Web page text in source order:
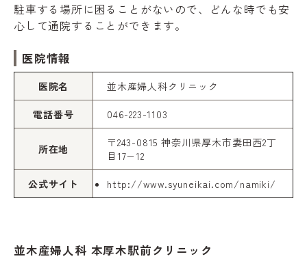
駐車する場所に困ることがないので、どんな時でも安
心して通院することができます。
医院情報
医院名 並木産婦人科クリニック
電話番号 046-223-1103
所在地
〒243-0815 神奈川県厚木市妻田西2丁
目17−12
公式サイト http://www.syuneikai.com/namiki/
並木産婦人科 本厚木駅前クリニック